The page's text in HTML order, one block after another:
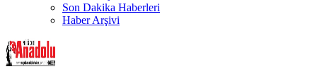
Son Dakika Haberleri
Haber Arşivi